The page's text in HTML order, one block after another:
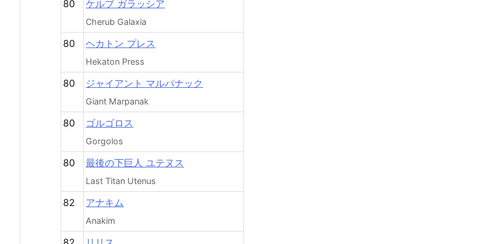
80 ケルブ ガラッシア
Cherub Galaxia
80 ヘカトン プレス
Hekaton Press
80 ジャイアント マルパナック
Giant Marpanak
80 ゴルゴロス
Gorgolos
80 最後の下巨人 ユテヌス
Last Titan Utenus
82 アナキム
Anakim